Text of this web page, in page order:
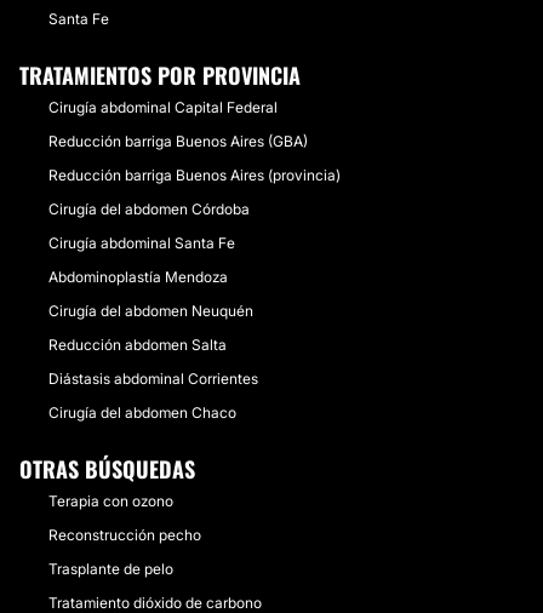
Santa Fe
TRATAMIENTOS POR PROVINCIA
Cirugía abdominal Capital Federal
Reducción barriga Buenos Aires (GBA)
Reducción barriga Buenos Aires (provincia)
Cirugía del abdomen Córdoba
Cirugía abdominal Santa Fe
Abdominoplastía Mendoza
Cirugía del abdomen Neuquén
Reducción abdomen Salta
Diástasis abdominal Corrientes
Cirugía del abdomen Chaco
OTRAS BÚSQUEDAS
Terapia con ozono
Reconstrucción pecho
Trasplante de pelo
Tratamiento dióxido de carbono